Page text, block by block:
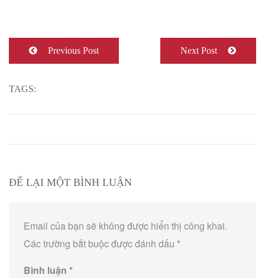
Previous Post Next Post
TAGS:
ĐỂ LẠI MỘT BÌNH LUẬN
Email của bạn sẽ không được hiển thị công khai.
Các trường bắt buộc được đánh dấu *
Bình luận *